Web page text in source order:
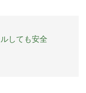
しても安全